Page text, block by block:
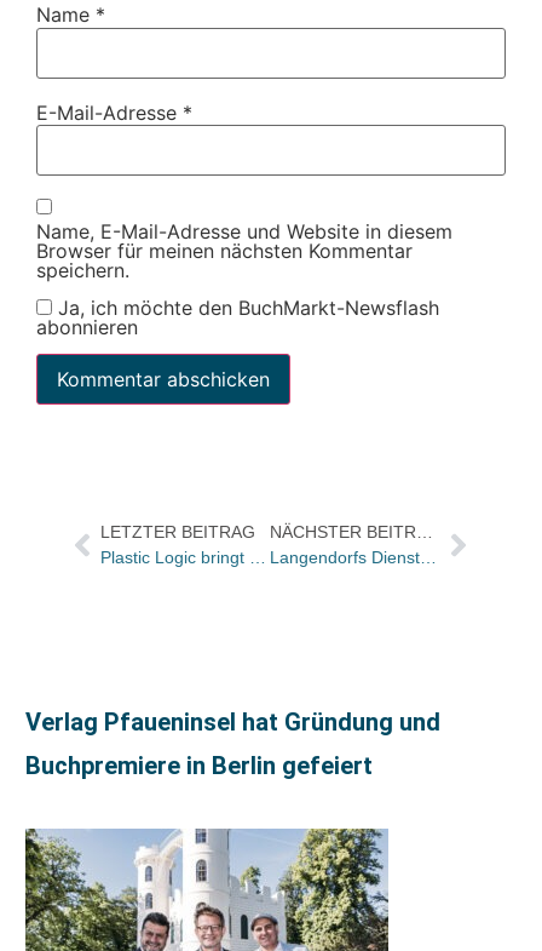
Name *
E-Mail-Adresse *
Name, E-Mail-Adresse und Website in diesem
Browser für meinen nächsten Kommentar
speichern.
Ja, ich möchte den BuchMarkt-Newsflash
abonnieren
LETZTER BEITRAG
Verlag Pfaueninsel hat Gründung und
Buchpremiere in Berlin gefeiert